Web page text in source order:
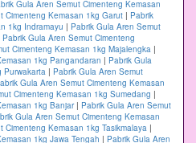
Gula Aren Semut Cimenteng Kemasan
Cimenteng Kemasan 1kg Garut | Pabrik
1kg Indramayu | Pabrik Gula Aren Semut
Pabrik Gula Aren Semut Cimenteng
Cimenteng Kemasan 1kg Majalengka |
1kg Pangandaran | Pabrik Gula
Purwakarta | Pabrik Gula Aren Semut
Gula Aren Semut Cimenteng Kemasan
Cimenteng Kemasan 1kg Sumedang |
1kg Banjar| Pabrik Gula Aren Semut
Gula Aren Semut Cimenteng Kemasan
Cimenteng Kemasan 1kg Tasikmalaya |
1kg Jawa Tengah | Pabrik Gula Aren